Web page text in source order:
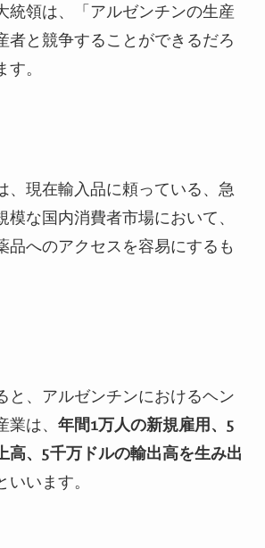
統領は、「アルゼンチンの生産
者と競争することができるだろ
。
、現在輸入品に頼っている、急
模な国内消費者市場において、
品へのアクセスを容易にするも
と、アルゼンチンにおけるヘン
は、 年間1万人の新規雇用、5
高、5千万ドルの輸出高を生み出
いいます。